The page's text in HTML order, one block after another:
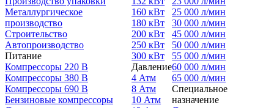
Металлургическое
производство
Строительство
Автопроизводство
Питание
Компрессоры 220 В
Компрессоры 380 В
Компрессоры 690 В
Бензиновые компрессоры
160 кВт
180 кВт
200 кВт
250 кВт
300 кВт
Давление
4 Атм
8 Атм
10 Атм
25 000 л/мин
30 000 л/мин
45 000 л/мин
50 000 л/мин
55 000 л/мин
60 000 л/мин
65 000 л/мин
Специальное
назначение